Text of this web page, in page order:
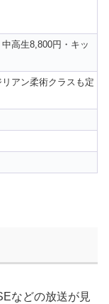
高生8,800円・キッ
アン柔術クラスも定
などの放送が見